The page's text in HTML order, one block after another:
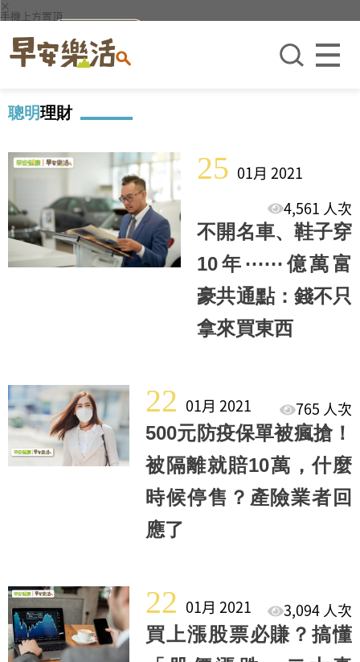
×
手機上方置頂
聰明理財
25 01月 2021
4,561 人次
不開名車、鞋子穿
10年⋯⋯億萬富
豪共通點：錢不只
拿來買東西
22 01月 2021
765 人次
500元防疫保單被瘋搶！
被隔離就賠10萬，什麼
時候停售？產險業者回
應了
22 01月 2021
3,094 人次
買上漲股票必賺？搞懂